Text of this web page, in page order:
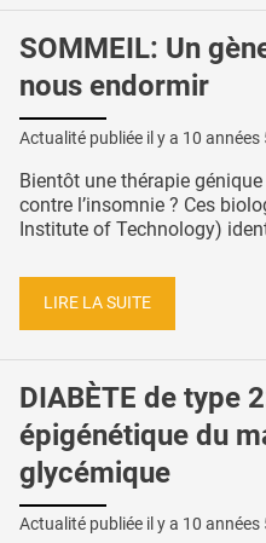
SOMMEIL: Un
nous endormir
Actualité publiée il y a 10 années
Bientôt une thérapie
contre l’insomnie ? Ces
Institute of Technology)
LIRE LA SUITE
DIABÈTE de type
épigénétique du
glycémique
Actualité publiée il y a 10 années